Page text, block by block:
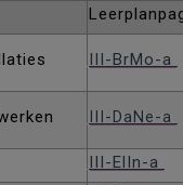
III-BrMo-a
III-DaNe-a
III-ElIn-a